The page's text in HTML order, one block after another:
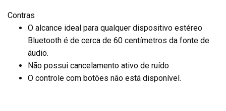
Contras
O alcance ideal para qualquer dispositivo estéreo
Bluetooth é de cerca de 60 centímetros da fonte de
áudio.
Não possui cancelamento ativo de ruído
O controle com botões não está disponível.